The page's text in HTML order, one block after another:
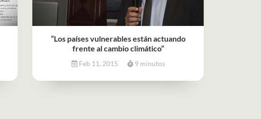
“Los países vulnerables están actuando
frente al cambio climático”
Feb 11, 2015 9 minutos